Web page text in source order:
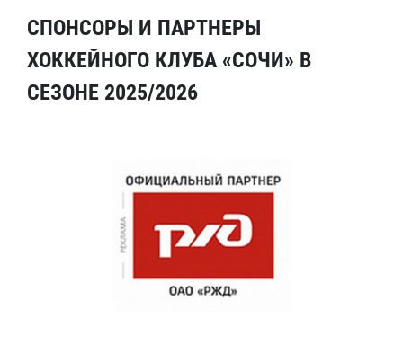
СПОНСОРЫ И ПАРТНЕРЫ
ХОККЕЙНОГО КЛУБА «СОЧИ» В
СЕЗОНЕ 2025/2026